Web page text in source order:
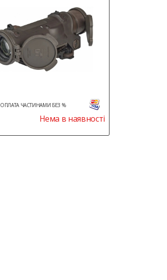
ОПЛАТА ЧАСТИНАМИ БЕЗ %
Нема в наявності